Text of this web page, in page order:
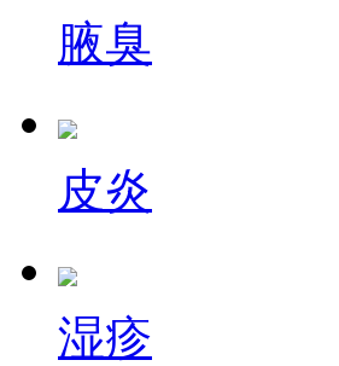
腋臭
皮炎
湿疹